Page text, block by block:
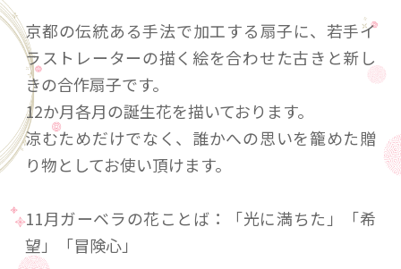
京都の伝統ある手法で加工する扇子に、若手イ
ラストレーターの描く絵を合わせた古きと新し
きの合作扇子です。
12か月各月の誕生花を描いております。
涼むためだけでなく、誰かへの思いを籠めた贈
り物としてお使い頂けます。
11月ガーベラの花ことば：「光に満ちた」「希
望」「冒険心」